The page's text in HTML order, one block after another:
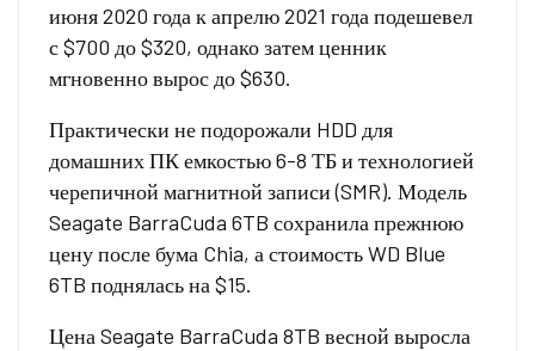
июня 2020 года к апрелю 2021 года подешевел
с $700 до $320, однако затем ценник
мгновенно вырос до $630.
Практически не подорожали HDD для
домашних ПК емкостью 6-8 ТБ и технологией
черепичной магнитной записи (SMR). Модель
Seagate BarraCuda 6TB сохранила прежнюю
цену после бума Chia, а стоимость WD Blue
6TB поднялась на $15.
Цена Seagate BarraCuda 8TB весной выросла